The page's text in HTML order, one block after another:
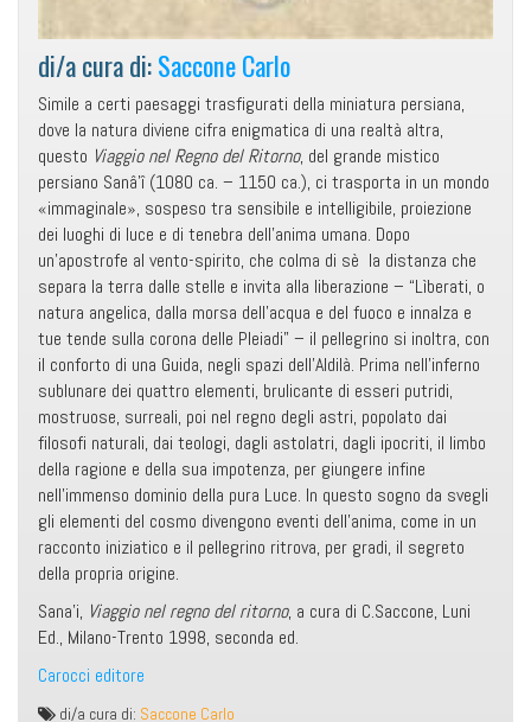
di/a cura di:Saccone Carlo
Simile a certi paesaggi trasfigurati della miniatura persiana,
dove la natura diviene cifra enigmatica di una realtà altra,
questo Viaggio nel Regno del Ritorno, del grande mistico
persiano Sanâ’î (1080 ca. – 1150 ca.), ci trasporta in un mondo
«immaginale», sospeso tra sensibile e intelligibile, proiezione
dei luoghi di luce e di tenebra dell’anima umana. Dopo
un’apostrofe al vento-spirito, che colma di sè la distanza che
separa la terra dalle stelle e invita alla liberazione – “Lìberati, o
natura angelica, dalla morsa dell’acqua e del fuoco e innalza e
tue tende sulla corona delle Pleiadi” – il pellegrino si inoltra, con
il conforto di una Guida, negli spazi dell’Aldilà. Prima nell’inferno
sublunare dei quattro elementi, brulicante di esseri putridi,
mostruose, surreali, poi nel regno degli astri, popolato dai
filosofi naturali, dai teologi, dagli astolatri, dagli ipocriti, il limbo
della ragione e della sua impotenza, per giungere infine
nell’immenso dominio della pura Luce. In questo sogno da svegli
gli elementi del cosmo divengono eventi dell’anima, come in un
racconto iniziatico e il pellegrino ritrova, per gradi, il segreto
della propria origine.
Sana’i, Viaggio nel regno del ritorno, a cura di C.Saccone, Luni
Ed., Milano-Trento 1998, seconda ed.
Carocci editore
Viaggiodi/a cura di: Saccone Carlo